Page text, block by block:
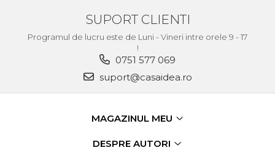
Electric
Suport Bormasina
SUPORT CLIENTI
Programul de lucru este de Luni - Vineri intre orele 9 - 17
!
0751 577 069
suport@casaidea.ro
MAGAZINUL MEU
DESPRE AUTORI